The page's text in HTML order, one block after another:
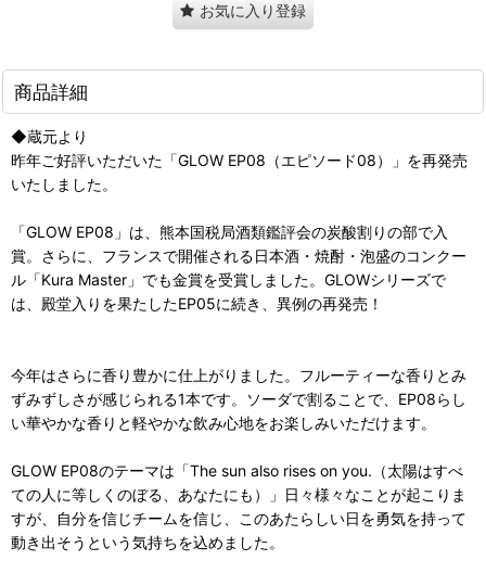
お気に入り登録
商品詳細
◆蔵元より
昨年ご好評いただいた「GLOW EP08（エピソード08）」を再発売
いたしました。
「GLOW EP08」は、熊本国税局酒類鑑評会の炭酸割りの部で入
賞。さらに、フランスで開催される日本酒・焼酎・泡盛のコンクー
ル「Kura Master」でも金賞を受賞しました。GLOWシリーズで
は、殿堂入りを果たしたEP05に続き、異例の再発売！
今年はさらに香り豊かに仕上がりました。フルーティーな香りとみ
ずみずしさが感じられる1本です。ソーダで割ることで、EP08らし
い華やかな香りと軽やかな飲み心地をお楽しみいただけます。
GLOW EP08のテーマは「The sun also rises on you.（太陽はすべ
ての人に等しくのぼる、あなたにも）」日々様々なことが起こりま
すが、自分を信じチームを信じ、このあたらしい日を勇気を持って
動き出そうという気持ちを込めました。